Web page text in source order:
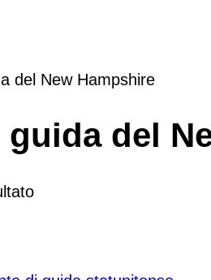
del New Hampshire
del